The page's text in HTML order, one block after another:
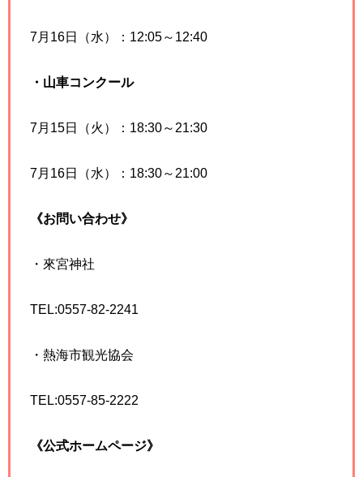
7月16日（水）：12:05～12:40
・山車コンクール
7月15日（火）：18:30～21:30
7月16日（水）：18:30～21:00
《お問い合わせ》
・來宮神社
TEL:0557-82-2241
・熱海市観光協会
TEL:0557-85-2222
《公式ホームページ》